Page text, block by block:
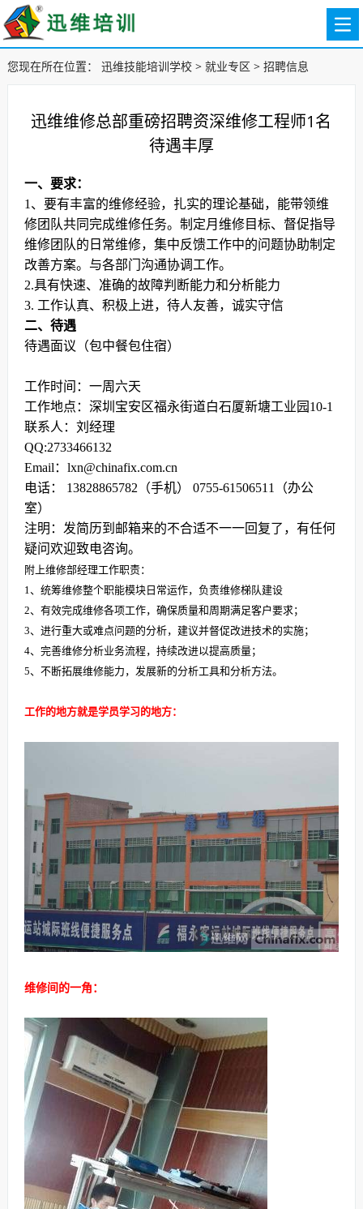
您现在所在位置： 迅维技能培训学校> 就业专区 > 招聘信息
迅维维修总部重磅招聘资深维修工程师1名
待遇丰厚
一、要求：
1、要有丰富的维修经验，扎实的理论基础，能带领维
修团队共同完成维修任务。制定月维修目标、督促指导
维修团队的日常维修，集中反馈工作中的问题协助制定
改善方案。与各部门沟通协调工作。
2.具有快速、准确的故障判断能力和分析能力
3. 工作认真、积极上进，待人友善，诚实守信
二、待遇
待遇面议（包中餐包住宿）
工作时间：一周六天
工作地点：深圳宝安区福永街道白石厦新塘工业园10-1
联系人：刘经理
QQ:2733466132
Email：lxn@chinafix.com.cn
电话： 13828865782（手机） 0755-61506511（办公
室）
注明：发简历到邮箱来的不合适不一一回复了，有任何
疑问欢迎致电咨询。
附上维修部经理工作职责：
1、统筹维修整个职能模块日常运作，负责维修梯队建设
2、有效完成维修各项工作，确保质量和周期满足客户要求；
3、进行重大或难点问题的分析，建议并督促改进技术的实施；
4、完善维修分析业务流程，持续改进以提高质量；
5、不断拓展维修能力，发展新的分析工具和分析方法。
工作的地方就是学员学习的地方：
维修间的一角：